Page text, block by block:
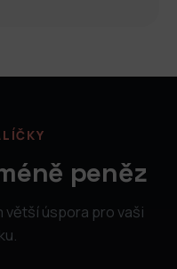
peněz
větší úspora pro vaši